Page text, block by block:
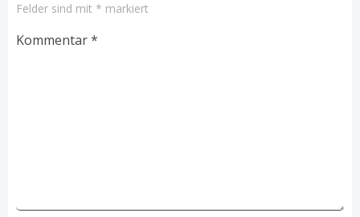
Felder sind mit * markiert
Kommentar*